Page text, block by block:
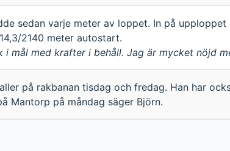
sedan varje meter av loppet. In på
2140 meter autostart.
mål med krafter i behåll. Jag är mycket nöjd
på rakbanan tisdag och fredag. Han har
Mantorp på måndag säger Björn.